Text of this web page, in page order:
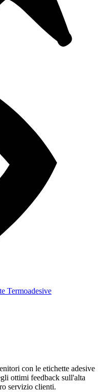
Termoadesive
con le etichette adesive
ottimi feedback sull'alta
servizio clienti.